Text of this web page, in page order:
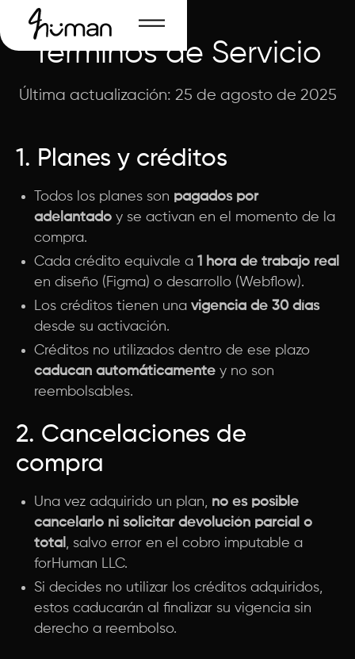
Términos de Servicio
Última actualización: 25 de agosto de 2025
1. Planes y créditos
Todos los planes son pagados por
adelantado y se activan en el momento de la
compra.
Cada crédito equivale a1 hora de trabajo real
en diseño (Figma) o desarrollo (Webflow).
Los créditos tienen unavigencia de 30 días
desde su activación.
Créditos no utilizados dentro de ese plazo
caducan automáticamente y no son
reembolsables.
2. Cancelaciones de
compra
Una vez adquirido un plan, no es posible
cancelarlo ni solicitar devolución parcial o
total , salvo error en el cobro imputable a
forHuman LLC.
Si decides no utilizar los créditos adquiridos,
estos caducarán al finalizar su vigencia sin
derecho a reembolso.